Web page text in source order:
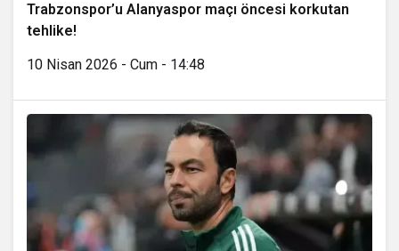
Trabzonspor’u Alanyaspor maçı öncesi korkutan
tehlike!
10 Nisan 2026 - Cum - 14:48